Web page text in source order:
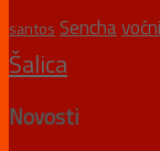
santos Sencha
Šalica
Novosti